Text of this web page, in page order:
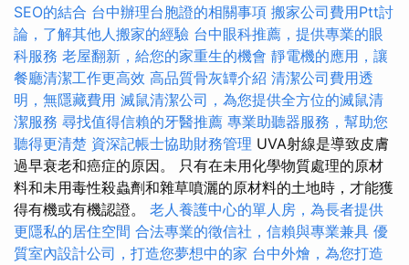
SEO的結合 台中辦理台胞證的相關事項 搬家公司費用Ptt討
論，了解其他人搬家的經驗 台中眼科推薦，提供專業的眼
科服務 老屋翻新，給您的家重生的機會 靜電機的應用，讓
餐廳清潔工作更高效 高品質骨灰罈介紹 清潔公司費用透
明，無隱藏費用 滅鼠清潔公司，為您提供全方位的滅鼠清
潔服務 尋找值得信賴的牙醫推薦 專業助聽器服務，幫助您
聽得更清楚 資深記帳士協助財務管理 UVA射線是導致皮膚
過早衰老和癌症的原因。 只有在未用化學物質處理的原材
料和未用毒性殺蟲劑和雜草噴灑的原材料的土地時，才能獲
得有機或有機認證。 老人養護中心的單人房，為長者提供
更隱私的居住空間 合法專業的徵信社，信賴與專業兼具 優
質室內設計公司，打造您夢想中的家 台中外燴，為您打造